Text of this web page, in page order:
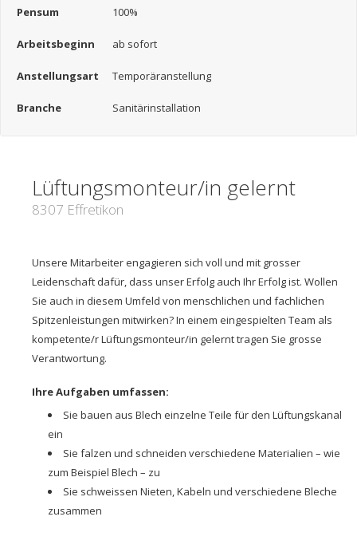
Pensum 100%
Arbeitsbeginn ab sofort
Anstellungsart Temporäranstellung
Branche Sanitärinstallation
Lüftungsmonteur/in gelernt
8307 Effretikon
Unsere Mitarbeiter engagieren sich voll und mit grosser
Leidenschaft dafür, dass unser Erfolg auch Ihr Erfolg ist. Wollen
Sie auch in diesem Umfeld von menschlichen und fachlichen
Spitzenleistungen mitwirken? In einem eingespielten Team als
kompetente/r Lüftungsmonteur/in gelernt tragen Sie grosse
Verantwortung.
Ihre Aufgaben umfassen:
Sie bauen aus Blech einzelne Teile für den Lüftungskanal
ein
Sie falzen und schneiden verschiedene Materialien – wie
zum Beispiel Blech – zu
Sie schweissen Nieten, Kabeln und verschiedene Bleche
zusammen